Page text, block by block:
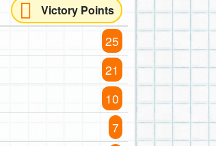
Victory Points
25
21
10
7